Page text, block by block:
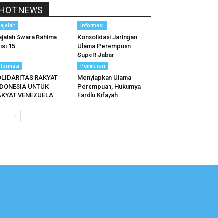
HOT NEWS
Swara Rahima
15
Informasi
Konsolidasi Jaringan
Ulama Perempuan
SupeR Jabar
RAKYAT
UNTUK
VENEZUELA
Pemikiran
Menyiapkan Ulama
Perempuan, Hukumya
Fardlu Kifayah